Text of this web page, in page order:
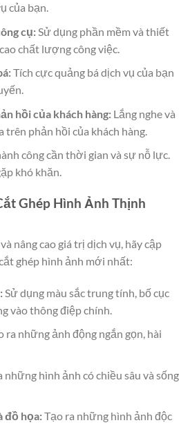
của bạn.
cụ:Sử dụng phần mềm và thiết
chất lượng công việc.
Tích cực quảng bá dịch vụ của bạn
hồi của khách hàng:Lắng nghe và
trên phản hồi của khách hàng.
công cần thời gian và sự nỗ lực.
khó khăn.
Ghép Hình Ảnh Thịnh
nâng cao giá trị dịch vụ, hãy cập
ghép hình ảnh mới nhất:
Sử dụng màu sắc trung tính, bố cục
vào thông điệp chính.
ra những ảnh động ngắn gọn, hài
những hình ảnh có chiều sâu và sống
đồ họa:Tạo ra những hình ảnh độc